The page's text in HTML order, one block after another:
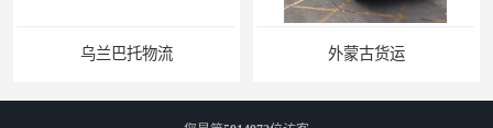
乌兰巴托物流 外蒙古货运